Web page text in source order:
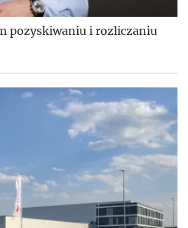
pozyskiwaniu i rozliczaniu